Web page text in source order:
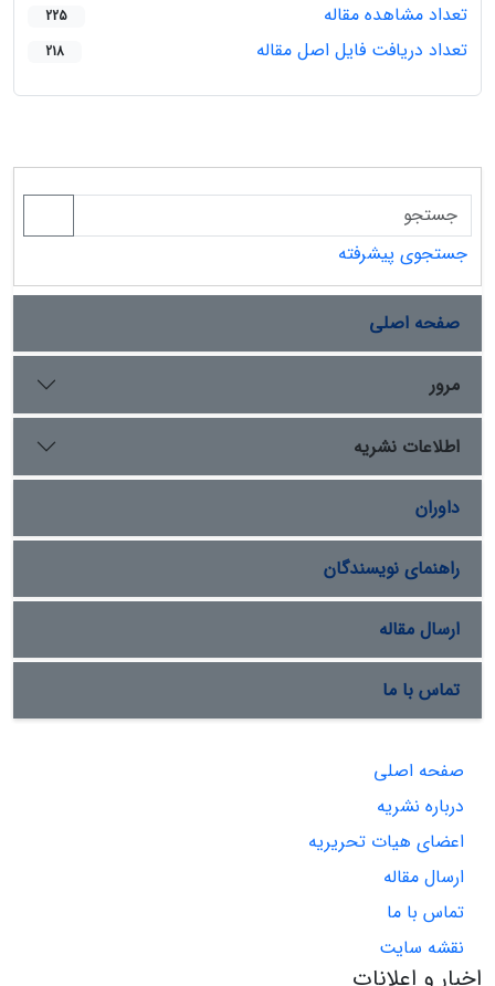
تعداد مشاهده مقاله
225
تعداد دریافت فایل اصل مقاله 218
جستجوی پیشرفته
صفحه اصلی
مرور
اطلاعات نشریه
داوران
راهنمای نویسندگان
ارسال مقاله
تماس با ما
صفحه اصلی
درباره نشریه
اعضای هیات تحریریه
ارسال مقاله
تماس با ما
نقشه سایت
اخبار و اعلانات